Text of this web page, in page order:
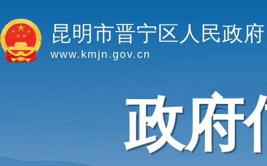
昆明市晋宁区人民政府
www.kmjn.gov.cn
政府